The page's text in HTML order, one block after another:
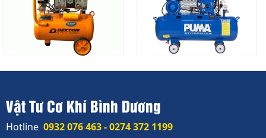
Vật Tư Cơ Khí Bình Dương
Hotline 0932 076 463 - 0274 372 1199